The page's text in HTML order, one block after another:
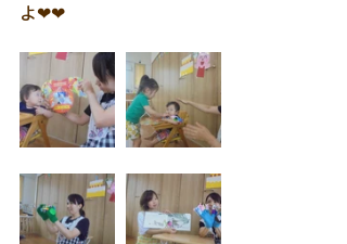
よ❤❤